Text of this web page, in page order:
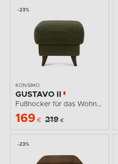
-23%
KONSIMO
GUSTAVO II
Fußhocker für das Wohnzimmer mit Stauraum Kordstoff...
169 € 219 €
-23%